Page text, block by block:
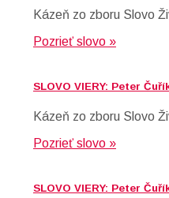
Kázeň zo zboru Slovo
Pozrieť slovo »
SLOVO VIERY: Peter
Kázeň zo zboru Slovo
Pozrieť slovo »
SLOVO VIERY: Peter